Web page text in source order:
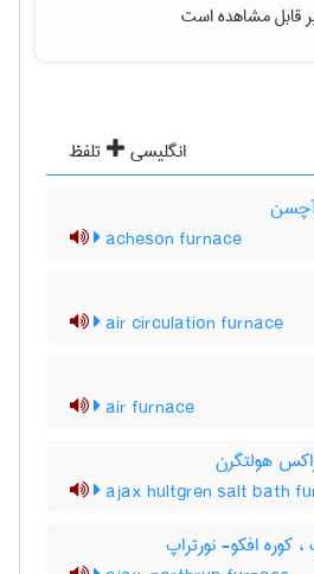
قابل مشاهده است
انگلیسی
تلفظ
آچسن
acheson furnace
air circulation furnace
air furnace
هولتگرن
ajax hultgren salt bath
کوره افکو- نورتراپ